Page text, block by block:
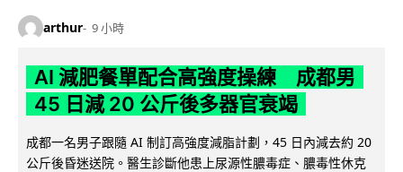
arthur 9 小時
AI 減肥餐單配合高強度操練 成都男
45 日減 20 公斤後多器官衰竭
成都一名男子跟隨 AI 制訂高強度減脂計劃，45 日內減去約 20
公斤後昏迷送院。醫生診斷他患上尿源性膿毒症、膿毒性休克